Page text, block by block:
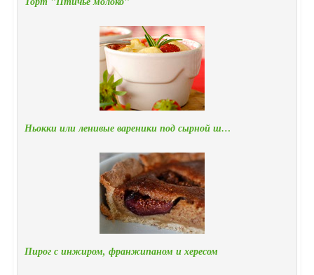
Ньокки или ленивые вареники под сырной ш…
Пирог с инжиром, франжипаном и хересом